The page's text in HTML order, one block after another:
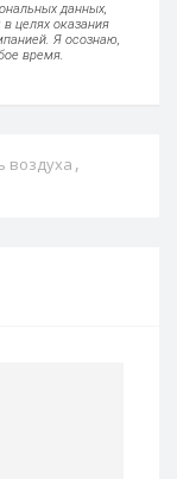
данных,
целях оказания
Я осознаю,
время.
воздуха ,